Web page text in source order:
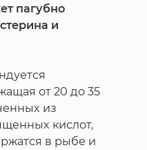
пагубно
и
от 20 до 35
из
кислот,
в рыбе и